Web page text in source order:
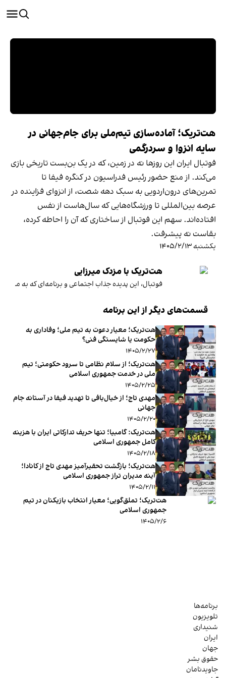
هت‌تریک؛ آماده‌سازی تیم‌ملی برای جام‌جهانی در
سایه انزوا و سردرگمی
فوتبال ایران این روزها نه در زمین، که در یک بن‌بست تاریخی بازی
می‌کند. از منع حضور رئیس فدراسیون در کنگره فیفا تا
تمرین‌های درون‌اردویی به سبک دهه شصت، از انزوای فزاینده در
عرصه بین‌المللی تا ورزشگاه‌هایی که سال‌هاست از نفس
افتاده‌اند. سهم این فوتبال از ساختاری که آن را احاطه کرده،
بقاست نه پیشرفت.
یکشنبه ۱۴۰۵/۲/۱۳
هت‌تریک با مزدک میرزایی
فوتبال، این پدیده جذاب اجتماعی و برنامه‌ای که به متن
قسمت‌های دیگر از این برنامه
هت‌تریک؛ معیار دعوت به تیم ملی؛ وفاداری به
حکومت یا شایستگی فنی؟
۱۴۰۵/۲/۲۷
هت‌تریک؛ از سلام نظامی تا سرود حکومتی؛ تیم
‌ملی در خدمت جمهوری ‌اسلامی
۱۴۰۵/۲/۲۵
مهدی تاج؛ از خیال‌بافی تا تهدید فیفا در آستانه جام
جهانی
۱۴۰۵/۲/۲۰
هت‌تریک: گامبیا؛ تنها حریف تدارکاتی ایران با هزینه
کامل جمهوری اسلامی
۱۴۰۵/۲/۱۸
هت‌تریک؛ بازگشت تحقیرآمیز مهدی تاج از کانادا؛
آینه مدیران تراز جمهوری اسلامی
۱۴۰۵/۲/۱۱
هت‌تریک؛ تملق‌گویی؛ معیار انتخاب بازیکنان در تیم
جمهوری اسلامی
۱۴۰۵/۲/۶
برنامه‌ها
تلویزیون
شنیداری
ایران
جهان
حقوق بشر
جاویدنامان